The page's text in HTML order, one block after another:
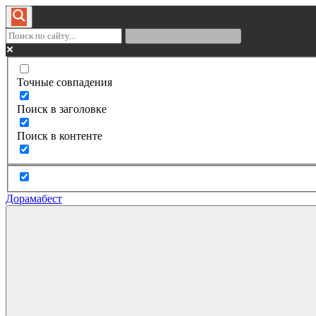
Точные совпадения
Поиск в заголовке
Поиск в контенте
Дорамабест